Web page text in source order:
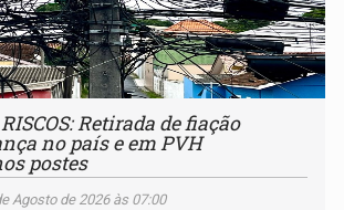
Retirada de fiação
no país e em PVH
postes
Agosto de 2026 às 07:00